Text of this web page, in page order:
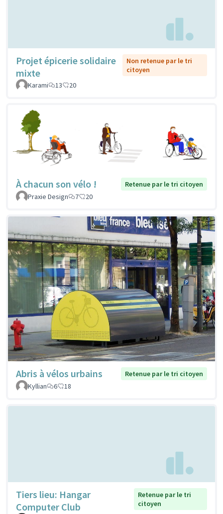
Projet épicerie solidaire
mixte
Non retenue par le tri
citoyen
Karami
13 20
À chacun son vélo !
Retenue par le tri citoyen
Praxie Design
7 20
Abris à vélos urbains
Retenue par le tri citoyen
Kyllian
6 18
Tiers lieu: Hangar
Computer Club
Retenue par le tri
citoyen